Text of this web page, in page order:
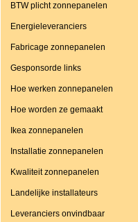
BTW plicht zonnepanelen
Energieleveranciers
Fabricage zonnepanelen
Gesponsorde links
Hoe werken zonnepanelen
Hoe worden ze gemaakt
Ikea zonnepanelen
Installatie zonnepanelen
Kwaliteit zonnepanelen
Landelijke installateurs
Leveranciers onvindbaar